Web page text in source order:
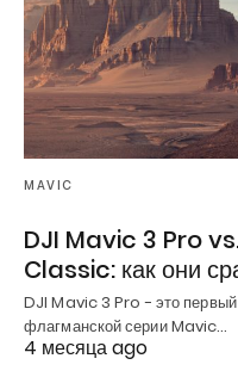
MAVIC
DJI Mavic 3 Pro
Classic: как они
DJI Mavic 3 Pro - это
флагманской серии Mavic…
4 месяца ago